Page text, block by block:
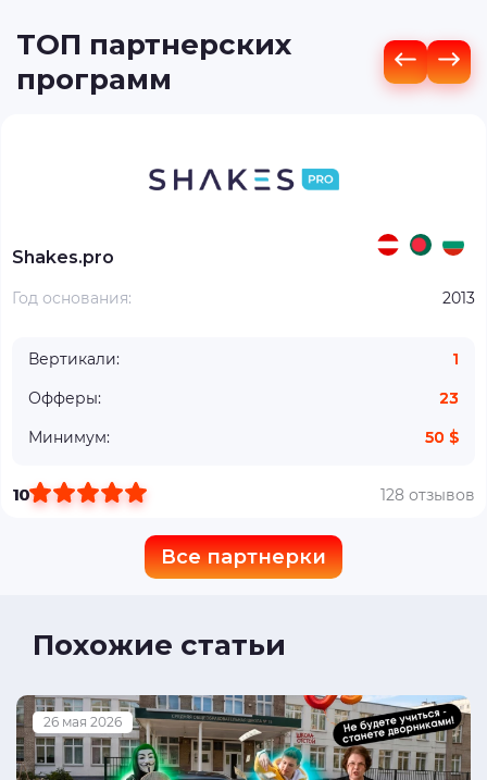
ТОП партнерских
программ
Shakes.pro
Год основания: 2013
Вертикали:
1
Офферы:
23
Минимум:
50 $
10 128 отзывов
Все партнерки
Похожие статьи
26 мая 2026